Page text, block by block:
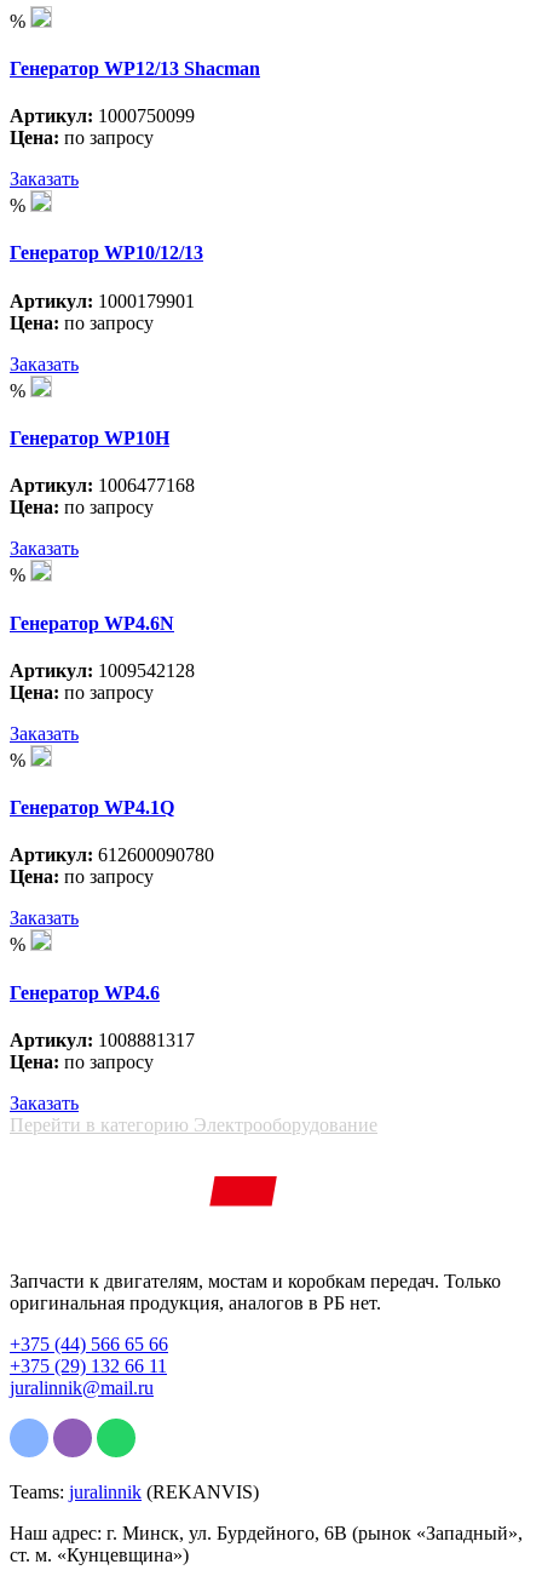
%
Генератор WP12/13 Shacman
Артикул: 1000750099
Цена: по запросу
Заказать
%
Генератор WP10/12/13
Артикул: 1000179901
Цена: по запросу
Заказать
%
Генератор WP10H
Артикул: 1006477168
Цена: по запросу
Заказать
%
Генератор WP4.6N
Артикул: 1009542128
Цена: по запросу
Заказать
%
Генератор WP4.1Q
Артикул: 612600090780
Цена: по запросу
Заказать
%
Генератор WP4.6
Артикул: 1008881317
Цена: по запросу
Заказать
Перейти в категорию Электрооборудование
Запчасти к двигателям, мостам и коробкам передач. Только
оригинальная продукция, аналогов в РБ нет.
+375 (44) 566 65 66
+375 (29) 132 66 11
juralinnik@mail.ru
Teams: juralinnik (REKANVIS)
Наш адрес: г. Минск, ул. Бурдейного, 6В (рынок «Западный»,
ст. м. «Кунцевщина»)